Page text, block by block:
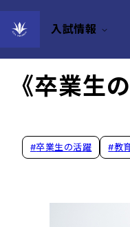
入試情報
2023年06月30日
《卒業生
#卒業生の活躍 #教